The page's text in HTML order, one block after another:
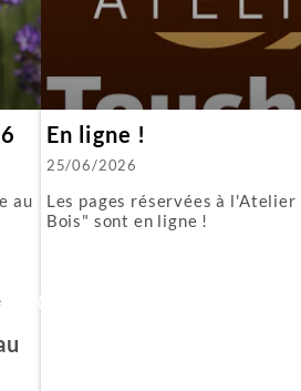
fournissons aussi toutes les lames
Or (Gold series)
au
En ligne !
25/06/2026
Les pages réservées à l'Atelier
Bois" sont en ligne !